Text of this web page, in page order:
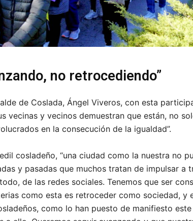
no retrocediendo”
de Coslada, Ángel Viveros, con esta
vecinas y vecinos demuestran que están, no
en la consecución de la igualdad”.
cosladeño, “una ciudad como la nuestra no
y pasadas que muchos tratan de impulsar a
de las redes sociales. Tenemos que ser
como esta es retroceder como sociedad, y
como lo han puesto de manifiesto